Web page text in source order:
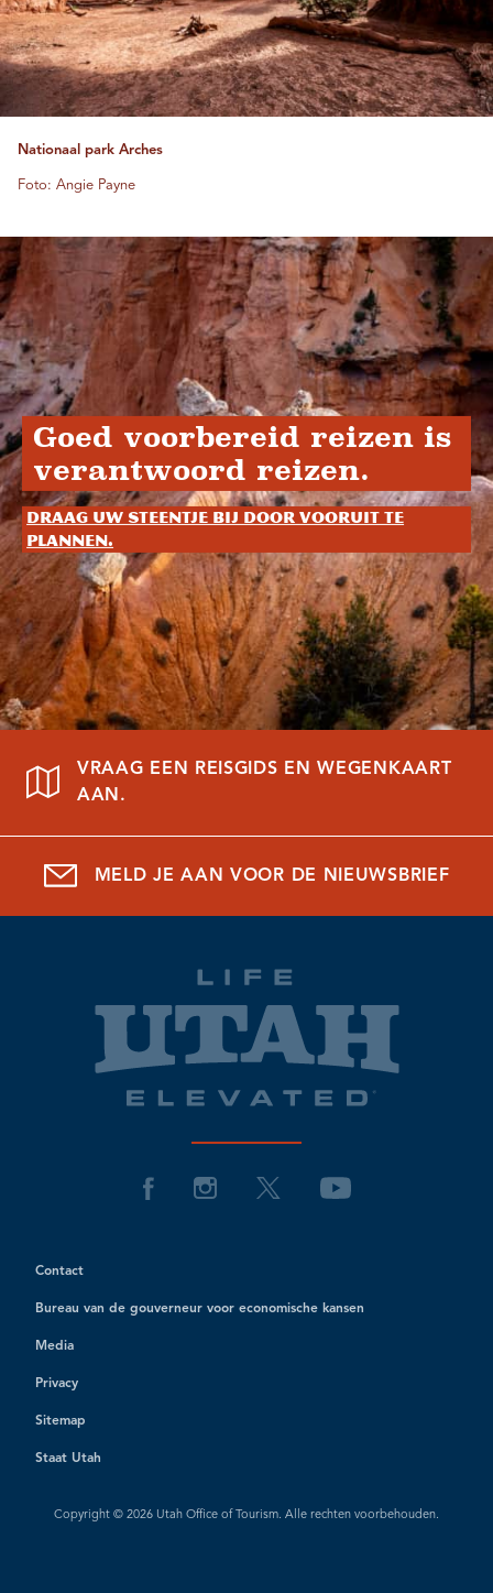
Nationaal park Arches
Foto: Angie Payne
Goed voorbereid reizen is
verantwoord reizen.
Draag uw steentje bij door vooruit te
plannen.
VRAAG EEN REISGIDS EN WEGENKAART
AAN.
MELD JE AAN VOOR DE NIEUWSBRIEF
Contact
Bureau van de gouverneur voor economische kansen
Media
Privacy
Sitemap
Staat Utah
Copyright © 2026 Utah Office of Tourism. Alle rechten voorbehouden.